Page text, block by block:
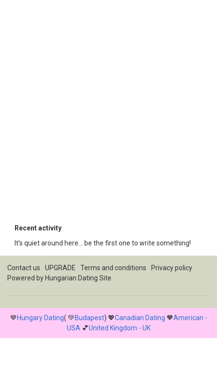
Recent activity
It's quiet around here... be the first one to write something!
Contact us UPGRADE Terms and conditions
Privacy policy
Powered by Hungarian Dating Site
💙Hungary Dating( 💚Budapest) 💖Canadian Dating 🧡American -
USA 💕United Kingdom - UK